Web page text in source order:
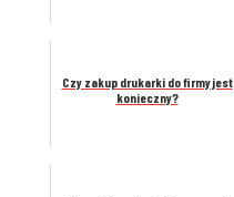
Czy zakup drukarki do firmy jest
konieczny?